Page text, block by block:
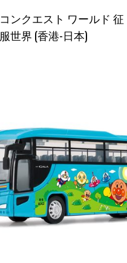
コンクエスト ワールド 征
服世界 (香港-日本)